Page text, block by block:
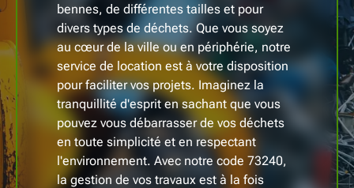
bennes, de différentes tailles et pour
divers types de déchets. Que vous soyez
au cœur de la ville ou en périphérie, notre
service de location est à votre disposition
pour faciliter vos projets. Imaginez la
tranquillité d'esprit en sachant que vous
pouvez vous débarrasser de vos déchets
en toute simplicité et en respectant
l'environnement. Avec notre code 73240,
la gestion de vos travaux est à la fois